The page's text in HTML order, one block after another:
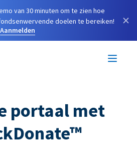
van 30 minuten om te zien hoe
doelen te bereiken!
Aanmelden
×
portaal met